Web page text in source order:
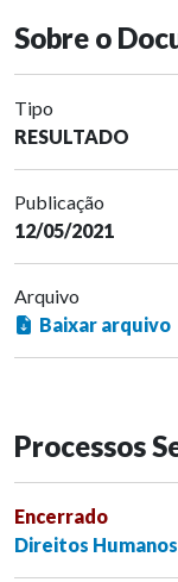
Sobre o
Tipo
RESULTADO
Publicação
12/05/2021
Arquivo
Baixar arquivo
Processos
Encerrado
Direitos